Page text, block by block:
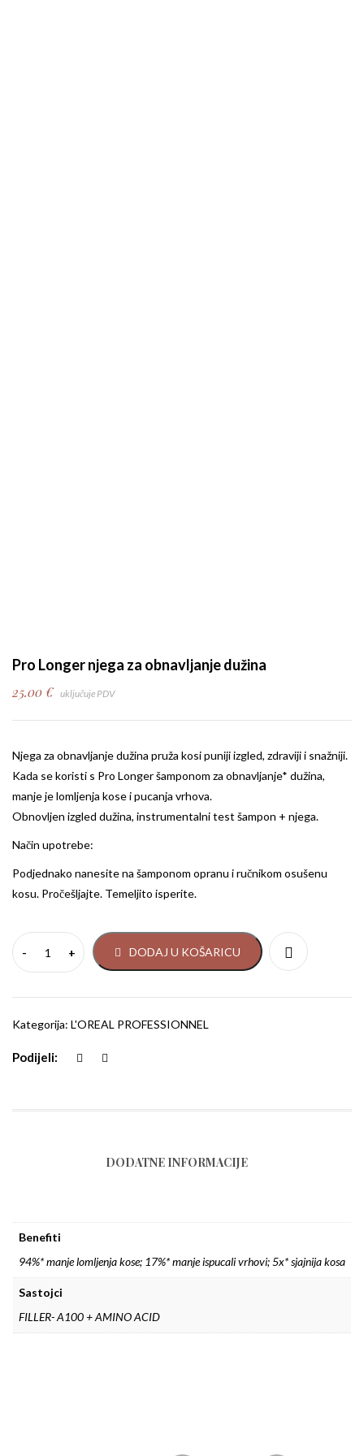
Pro Longer njega za obnavljanje dužina
25.00 € uključuje PDV
Njega za obnavljanje dužina pruža kosi puniji izgled, zdraviji i snažniji.
Kada se koristi s Pro Longer šamponom za obnavljanje* dužina,
manje je lomljenja kose i pucanja vrhova.
Obnovljen izgled dužina, instrumentalni test šampon + njega.
Način upotrebe:
Podjednako nanesite na šamponom opranu i ručnikom osušenu
kosu. Pročešljajte. Temeljito isperite.
DODAJ U KOŠARICU
Kategorija: L'OREAL PROFESSIONNEL
Podijeli:
DODATNE INFORMACIJE
Benefiti
94%* manje lomljenja kose; 17%* manje ispucali vrhovi; 5x* sjajnija kosa
Sastojci
FILLER- A100 + AMINO ACID